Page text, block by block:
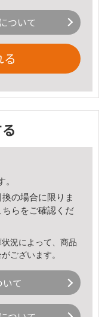
ついて
の場合に限りま
ちら をご確認くだ
況によって、商品
ございます。
て